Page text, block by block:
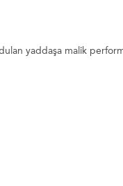
yaddaşa malik